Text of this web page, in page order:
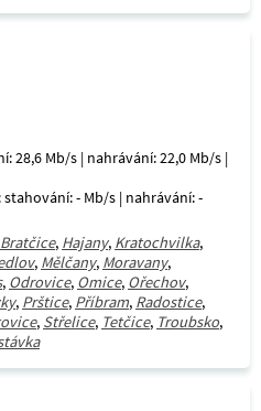
28,6 Mb/s | nahrávání: 22,0 Mb/s |
: stahování: - Mb/s | nahrávání: -
Bratčice, Hajany, Kratochvilka,
, Mělčany, Moravany,
, Odrovice, Omice, Ořechov,
, Prštice, Příbram, Radostice,
, Střelice, Tetčice, Troubsko,